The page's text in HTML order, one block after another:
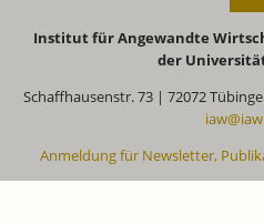
Institut für Angewandte
der
Schaffhausenstr. 73 | 72072
Anmeldung für Newsletter,